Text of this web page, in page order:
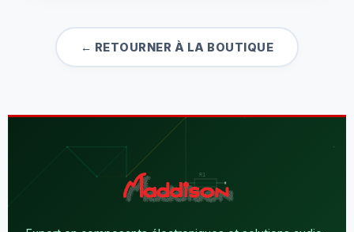
← RETOURNER À LA BOUTIQUE